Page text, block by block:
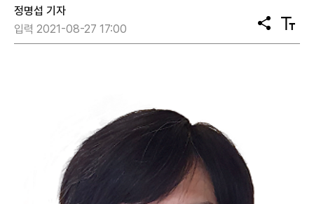
정명섭 기자
입력 2021-08-27 17:00
공
유
텍
스